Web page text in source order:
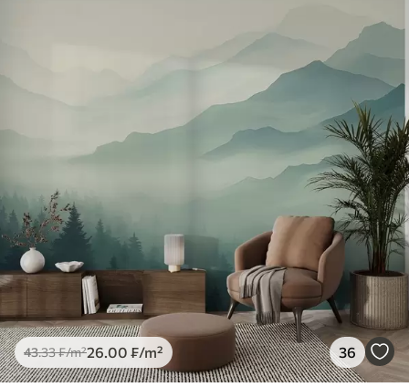
43.33₣/m²26 .00 ₣/m² 36